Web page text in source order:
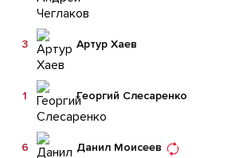
Артур Хаев
3
Георгий Слесаренко
1
Данил Моисеев
6